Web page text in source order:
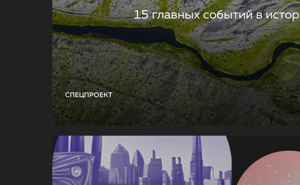
СПЕЦПРОЕКТ
15 главных событий в